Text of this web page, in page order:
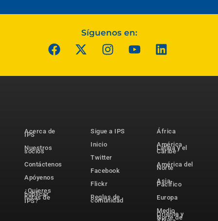
Síguenos en:
Acerca de
IPS
Nuestros
socios
Contáctenos
Apóyenos
¿Quieres
publicar
notas de
IPS?
Sigue a IPS
Inicio
Twitter
Facebook
Flickr
Reglas de
comunidad
África
América
Latina y el
Caribe
América del
Norte
Asia-
Pacífico
Europa
Medio
Oriente y
Norte de